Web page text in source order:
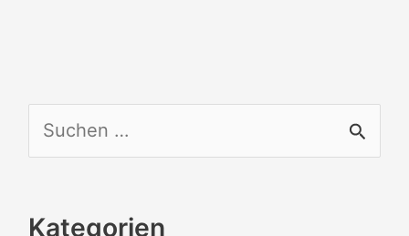
u
h
Kategorien